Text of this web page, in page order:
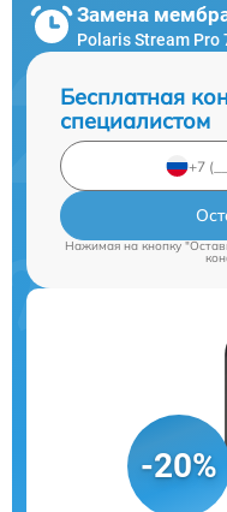
Замена
Polaris Stream Pro
Бесплатная
специалистом
Нажимая на кнопку
-20%